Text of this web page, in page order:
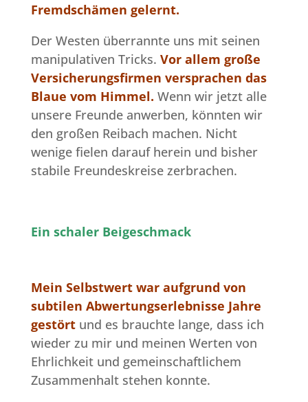
Fremdschämen gelernt.
Der Westen überrannte uns mit seinen
manipulativen Tricks. Vor allem große
Versicherungsfirmen versprachen das
Blaue vom Himmel. Wenn wir jetzt alle
unsere Freunde anwerben, könnten wir
den großen Reibach machen. Nicht
wenige fielen darauf herein und bisher
stabile Freundeskreise zerbrachen.
Ein schaler Beigeschmack
Mein Selbstwert war aufgrund von
subtilen Abwertungserlebnisse Jahre
gestört und es brauchte lange, dass ich
wieder zu mir und meinen Werten von
Ehrlichkeit und gemeinschaftlichem
Zusammenhalt stehen konnte.